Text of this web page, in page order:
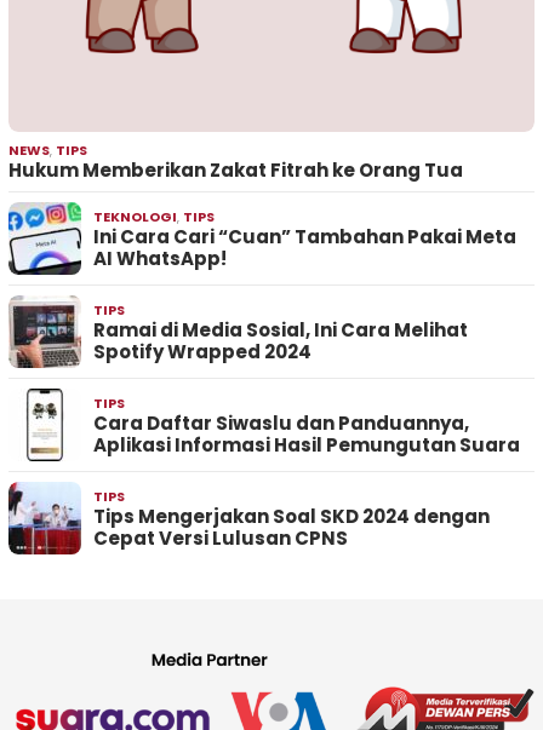
NEWS, TIPS
Hukum Memberikan Zakat Fitrah ke Orang Tua
TEKNOLOGI, TIPS
Ini Cara Cari “Cuan” Tambahan Pakai Meta
AI WhatsApp!
TIPS
Ramai di Media Sosial, Ini Cara Melihat
Spotify Wrapped 2024
TIPS
Cara Daftar Siwaslu dan Panduannya,
Aplikasi Informasi Hasil Pemungutan Suara
TIPS
Tips Mengerjakan Soal SKD 2024 dengan
Cepat Versi Lulusan CPNS